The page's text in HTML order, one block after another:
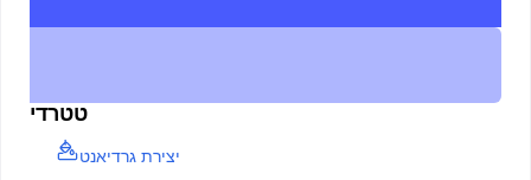
טטרדי
יצירת גרדיאנט